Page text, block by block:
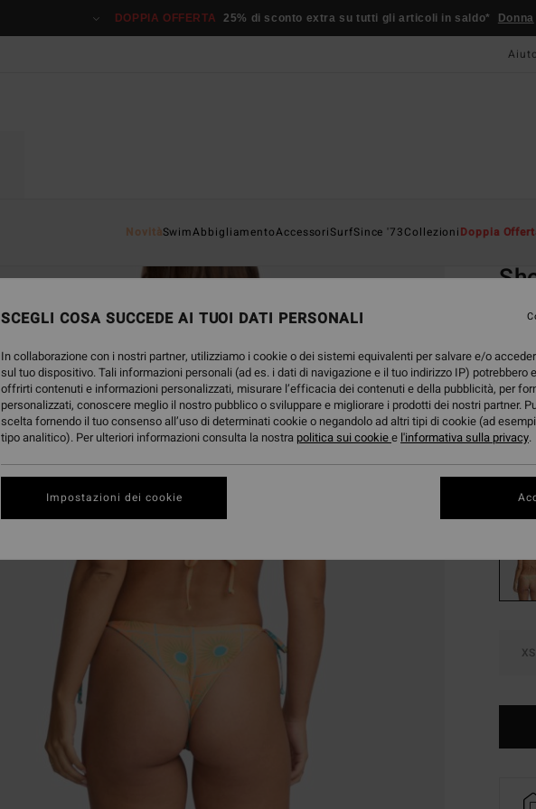
DOPPIA OFFERTA 25% di sconto extra su tutti gli articoli in saldo* Donna
NovitàSwimAbbigliamentoAccessoriSurfSince '73CollezioniDoppia
ECO-
45,95
XS
SCEGLI COSA SUCCEDE AI TUOI DATI PERSONALI
In collaborazione con i nostri partner, utilizziamo i cookie o dei sistemi equivalenti per salvare e/o
sul tuo dispositivo. Tali informazioni personali (ad es. i dati di navigazione e il tuo indirizzo IP) potrebbero
offrirti contenuti e informazioni personalizzati, misurare l’efficacia dei contenuti e della pubblicità, per
personalizzati, conoscere meglio il nostro pubblico o sviluppare e migliorare i prodotti dei nostri partner.
scelta fornendo il tuo consenso all’uso di determinati cookie o negandolo ad altri tipi di cookie (ad
tipo analitico). Per ulteriori informazioni consulta la nostra politica sui cookiee l'informativa sulla privacy.
Impostazioni dei cookie